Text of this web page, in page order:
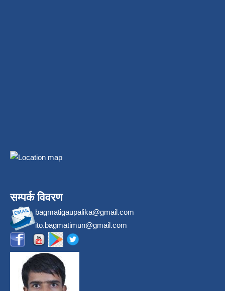
सम्पर्क विवरण
bagmatigaupalika@gmail.com
ito.bagmatimun@gmail.com